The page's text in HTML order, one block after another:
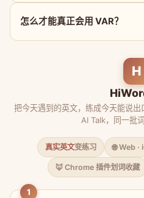
怎么才能真正会用 VAR？
H
把今天遇到的英文，练成今天能说
AI Talk，同一批
真实英文变练习 🌐 Web
🦊 Chrome 插件划词收藏
1